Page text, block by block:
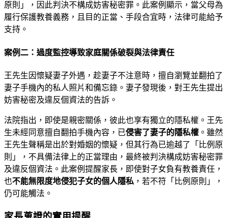
原則」，因此判決不構成妨害秘密罪。此案例顯示，當父母為
履行保護教養義務，且目的正當、手段合宜時，法律可能給予
支持。
案例二：過度監控導致家庭關係破裂與法律責任
王先生因懷疑妻子外遇，趁妻子不注意時，擅自瀏覽並翻拍了
妻子手機內的私人照片和備忘錄。妻子發現後，對王先生提出
妨害秘密及違反個資法的告訴。
法院指出，即使是親密關係，彼此也享有獨立的隱私權。王先
生未經同意擅自翻拍手機內容，已侵害了妻子的隱私權 。雖然
王先生聲稱是出於對婚姻的懷疑，但其行為已逾越了「比例原
則」，不具備法律上的正當理由，最終被判決構成妨害秘密罪
及違反個資法。此案例提醒家長，即使對子女負有教養責任，
也不能無限度地侵犯子女的個人隱私 ，若不符「比例原則」，
仍可能觸法。